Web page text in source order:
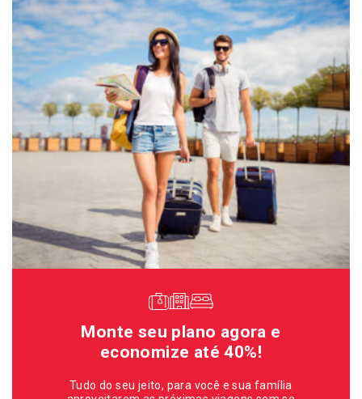
Monte seu plano agora e
economize até 40%!
Tudo do seu jeito, para você e sua família